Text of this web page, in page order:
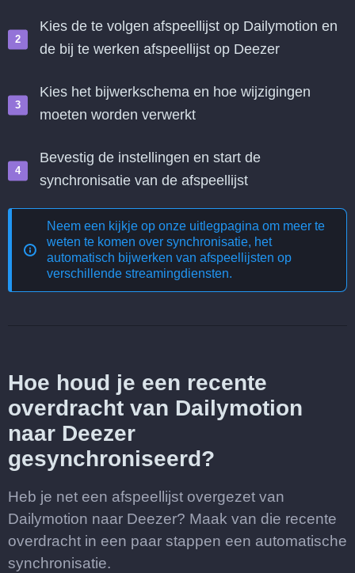
Kies de te volgen afspeellijst op Dailymotion en
de bij te werken afspeellijst op Deezer
Kies het bijwerkschema en hoe wijzigingen
moeten worden verwerkt
Bevestig de instellingen en start de
synchronisatie van de afspeellijst
Neem een kijkje op onze uitlegpagina om meer te
weten te komen over synchronisatie, het
automatisch bijwerken van afspeellijsten op
verschillende streamingdiensten.
Hoe houd je een recente
overdracht van Dailymotion
naar Deezer
gesynchroniseerd?
Heb je net een afspeellijst overgezet van
Dailymotion naar Deezer? Maak van die recente
overdracht in een paar stappen een automatische
synchronisatie.